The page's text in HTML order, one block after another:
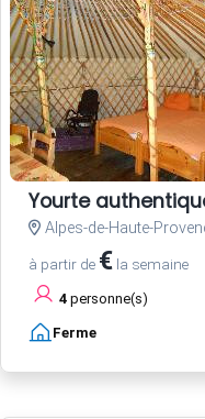
Yourte
Alpes-de-Haute-
à partir de € la semaine
4 personne(s)
Ferme